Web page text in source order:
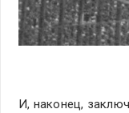
И, наконец,